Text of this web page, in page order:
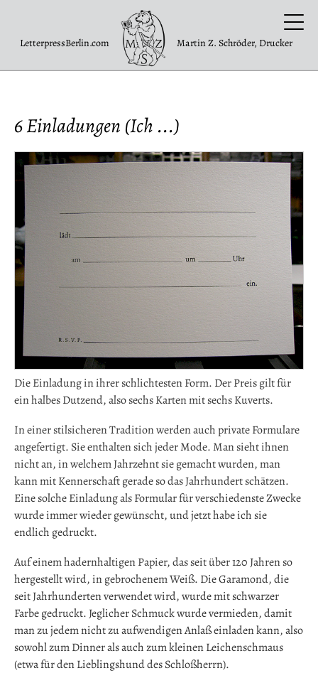
LetterpressBerlin.com Martin Z. Schröder, Drucker
6 Einladungen (Ich ...)
Die Einladung in ihrer schlichtesten Form. Der Preis gilt für
ein halbes Dutzend, also sechs Karten mit sechs Kuverts.
In einer stilsicheren Tradition werden auch private Formulare
angefertigt. Sie enthalten sich jeder Mode. Man sieht ihnen
nicht an, in welchem Jahrzehnt sie gemacht wurden, man
kann mit Kennerschaft gerade so das Jahrhundert schätzen.
Eine solche Einladung als Formular für verschiedenste Zwecke
wurde immer wieder gewünscht, und jetzt habe ich sie
endlich gedruckt.
Auf einem hadernhaltigen Papier, das seit über 120 Jahren so
hergestellt wird, in gebrochenem Weiß. Die Garamond, die
seit Jahrhunderten verwendet wird, wurde mit schwarzer
Farbe gedruckt. Jeglicher Schmuck wurde vermieden, damit
man zu jedem nicht zu aufwendigen Anlaß einladen kann, also
sowohl zum Dinner als auch zum kleinen Leichenschmaus
(etwa für den Lieblingshund des Schloßherrn).